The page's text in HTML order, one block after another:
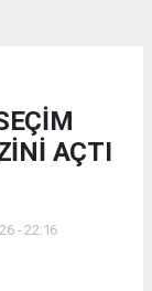
AÇTI
- 22:16